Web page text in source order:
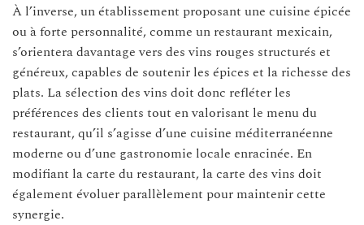
À l’inverse, un établissement proposant une cuisine épicée
ou à forte personnalité, comme un restaurant mexicain,
s’orientera davantage vers des vins rouges structurés et
généreux, capables de soutenir les épices et la richesse des
plats. La sélection des vins doit donc refléter les
préférences des clients tout en valorisant le menu du
restaurant, qu’il s’agisse d’une cuisine méditerranéenne
moderne ou d’une gastronomie locale enracinée. En
modifiant la carte du restaurant, la carte des vins doit
également évoluer parallèlement pour maintenir cette
synergie.